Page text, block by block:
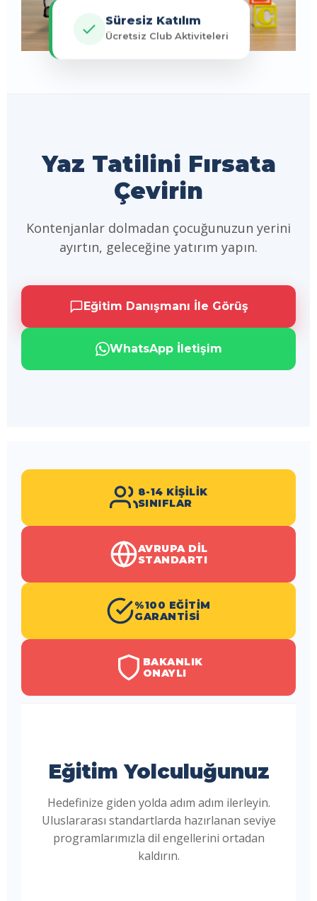
Süresiz Katılım
Ücretsiz Club Aktiviteleri
Yaz Tatilini Fırsata
Çevirin
Kontenjanlar dolmadan çocuğunuzun yerini
ayırtın, geleceğine yatırım yapın.
Eğitim Danışmanı İle Görüş
WhatsApp İletişim
8-14 KIŞILIK
SINIFLAR
AVRUPA DIL
STANDARTI
%100 EĞITIM
GARANTISI
BAKANLIK
ONAYLI
Eğitim Yolculuğunuz
Hedefinize giden yolda adım adım ilerleyin.
Uluslararası standartlarda hazırlanan seviye
programlarımızla dil engellerini ortadan
kaldırın.